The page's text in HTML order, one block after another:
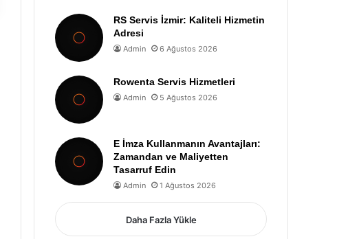
RS Servis İzmir: Kaliteli Hizmetin
Adresi
Admin 6 Ağustos 2026
Rowenta Servis Hizmetleri
Admin 5 Ağustos 2026
E İmza Kullanmanın Avantajları:
Zamandan ve Maliyetten
Tasarruf Edin
Admin 1 Ağustos 2026
Daha Fazla Yükle